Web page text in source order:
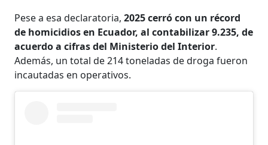
Pese a esa declaratoria,2025 cerró con un récord
de homicidios en Ecuador, al contabilizar 9.235, de
acuerdo a cifras del Ministerio del Interior.
Además, un total de 214 toneladas de droga fueron
incautadas en operativos.